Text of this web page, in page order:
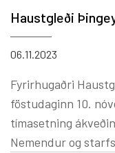
tíma var hún
Við fundum alltaf
fjölskyldu sinni.
Haustgleði
06.11.2023
Fyrirhugaðri
föstudaginn 10.
tímasetning
Nemendur og